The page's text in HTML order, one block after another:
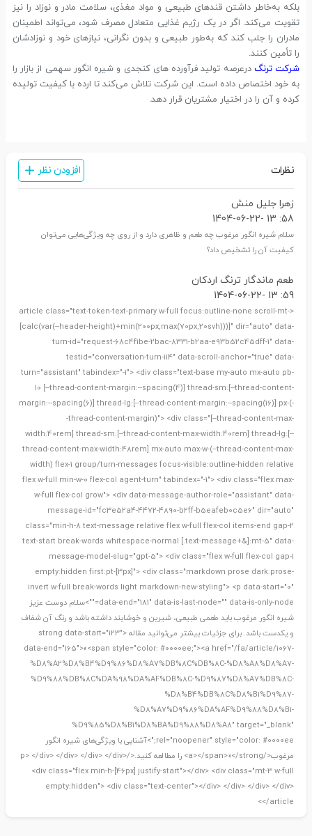
بلکه به‌خاطر داشتن قندهای طبیعی و مواد مغذی، سلامت مادر و نوزاد را نیز
تقویت می‌کند. اگر در یک رژیم غذایی متعادل مصرف شود، می‌تواند اطمینان
مادران را جلب کند که به‌طور طبیعی و بدون نگرانی، نیازهای خود و نوزادشان
را تأمین کنند.
شرکت ترنگ درعرصه تولید فرآورده های کنجدی و شیره انگور سهمی از بازار را
به خود اختصاص داده است. این شرکت تلاش می‌کند تا ارده با کیفیت تولیده
کرده و آن را در اختیار مشتریان قرار دهد.
نظرات افزودن نظر
زهرا جلیل منش
58: 13 -1404-06-22
سلام شیره انگور مرغوب چه طعم و ظاهری دارد و از روی چه ویژگی‌هایی می‌توان
کیفیت آن را تشخیص داد؟
طعم ماندگار ترنگ اردکان
59: 13 -1404-06-22
<article class="text-token-text-primary w-full focus:outline-none scroll-mt-
[calc(var(--header-height)+min(200px,max(70px,20svh)))]" dir="auto" data-
turn-id="request-68c4f1be-2bac-8331-b2aa-e93b52c45dff-1" data-
testid="conversation-turn-114" data-scroll-anchor="true" data-
turn="assistant" tabindex="-1"> <div class="text-base my-auto mx-auto pb-
10 [--thread-content-margin:--spacing(4)] thread-sm:[--thread-content-
margin:--spacing(6)] thread-lg:[--thread-content-margin:--spacing(16)] px-(-
-thread-content-margin)"> <div class="[--thread-content-max-
width:40rem] thread-sm:[--thread-content-max-width:40rem] thread-lg:[--
thread-content-max-width:48rem] mx-auto max-w-(--thread-content-max-
width) flex-1 group/turn-messages focus-visible:outline-hidden relative
flex w-full min-w-0 flex-col agent-turn" tabindex="-1"> <div class="flex max-
w-full flex-col grow"> <div data-message-author-role="assistant" data-
message-id="fc3e52a4-4472-4890-b2ff-b5eafeb0c5e6" dir="auto"
class="min-h-8 text-message relative flex w-full flex-col items-end gap-2
text-start break-words whitespace-normal [.text-message+&]:mt-5" data-
message-model-slug="gpt-5"> <div class="flex w-full flex-col gap-1
empty:hidden first:pt-[3px]"> <div class="markdown prose dark:prose-
invert w-full break-words light markdown-new-styling"> <p data-start="0"
data-end="181" data-is-last-node="" data-is-only-node="">سلام دوست عزیز
شیره انگور مرغوب باید طعمی طبیعی، شیرین و خوشایند داشته باشد و رنگ آن شفاف
و یکدست باشد. برای جزئیات بیشتر می‌توانید مقاله <strong data-start="123"
data-end="165">«<span style="color: #0000ee;"><a href="/fa/article/1067-
%D8%A2%D8%B4%D9%86%D8%A7%DB%8C%DB%8C-%D8%A8%D8%A7-
%D9%88%DB%8C%DA%98%DA%AF%DB%8C-%D9%87%D8%A7%DB%8C-
%D8%B4%DB%8C%D8%B1%D9%87-
%D8%A7%D9%86%DA%AF%D9%88%D8%B1-
%D9%85%D8%B1%D8%BA%D9%88%D8%A8" target="_blank"
rel="noopener" style="color: #0000ee;">آشنایی با ویژگی‌های شیره انگور
مرغوب</a></span>»</strong> را مطالعه کنید.</p> </div> </div> </div> </div>
<div class="flex min-h-[46px] justify-start"></div> <div class="mt-3 w-full
empty:hidden"> <div class="text-center"></div> </div> </div> </div>
</article>